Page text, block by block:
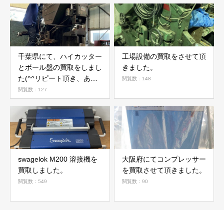
千葉県にて、ハイカッター
とボール盤の買取をしまし
た(^^リピート頂き、あり
がとうございます。
閲覧数：127
工場設備の買取をさせて頂
きました。
閲覧数：148
swagelok M200 溶接機を
買取しました。
閲覧数：549
大阪府にてコンプレッサー
を買取させて頂きました。
閲覧数：90